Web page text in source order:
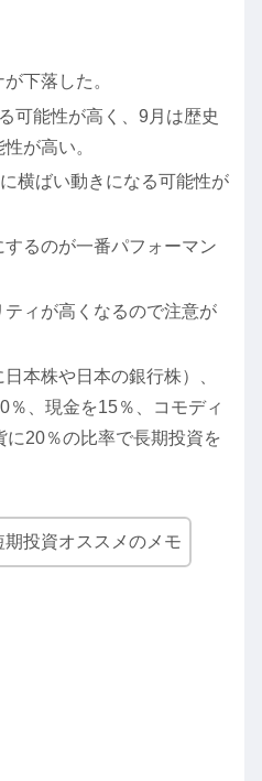
下落した。
可能性が高く、9月は歴史
が高い。
横ばい動きになる可能性が
るのが一番パフォーマン
ィが高くなるので注意が
本株や日本の銀行株）、
％、現金を15％、コモディ
に20％の比率で長期投資を
投資オススメのメモ